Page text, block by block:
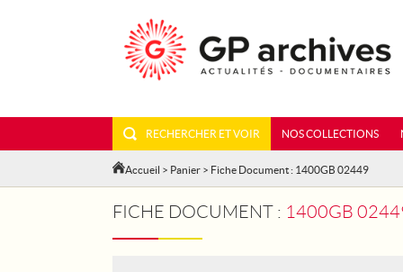
RECHERCHER ET VOIR NOS COLLECTIONS
Accueil > Panier > Fiche Document : 1400GB 02449
FICHE DOCUMENT : 1400GB